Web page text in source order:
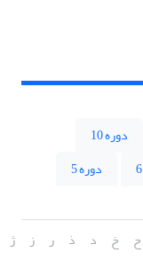
دوره 10
دوره 5
ح خ د ذ ر ز ژ